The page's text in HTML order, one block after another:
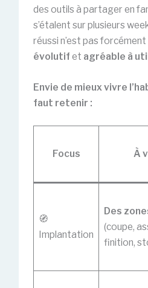
des outils à partager en
s’étalent sur plusieurs
réussi n’est pas forcément
évolutif et agréable à
Envie de mieux vivre
faut retenir :
Focus À
🧭
Implantation
Des
(coupe,
finition,